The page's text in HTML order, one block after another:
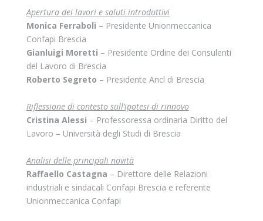
Apertura dei lavori e saluti introduttivi
Monica Ferraboli – Presidente Unionmeccanica
Confapi Brescia
Gianluigi Moretti – Presidente Ordine dei Consulenti
del Lavoro di Brescia
Roberto Segreto – Presidente Ancl di Brescia
Riflessione di contesto sull’ipotesi di rinnovo
Cristina Alessi – Professoressa ordinaria Diritto del
Lavoro – Università degli Studi di Brescia
Analisi delle principali novità
Raffaello Castagna – Direttore delle Relazioni
industriali e sindacali Confapi Brescia e referente
Unionmeccanica Confapi